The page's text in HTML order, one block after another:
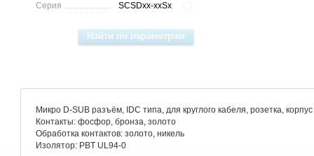
Серия
SCSDxx-xxSx
Микро D-SUB разъём, IDC типа, для круглого кабеля, розетка, корпус
Контакты: фосфор, бронза, золото
Обработка контактов: золото, никель
Изолятор: PBT UL94-0